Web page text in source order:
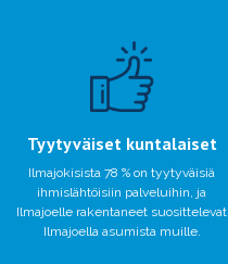
Tyytyväiset kuntalaiset
Ilmajokisista 78 % on tyytyväisiä
ihmislähtöisiin palveluihin, ja
Ilmajoelle rakentaneet suosittelevat
Ilmajoella asumista muille.